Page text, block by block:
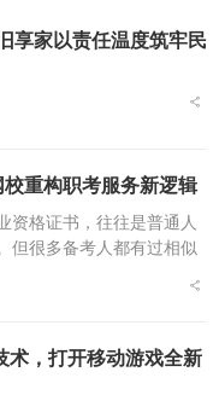
享家以责任温度筑牢民
重构职考服务新逻辑
资格证书，往往是普通人
但很多备考人都有过相似
内容和最新考纲完全脱
术，打开移动游戏全新